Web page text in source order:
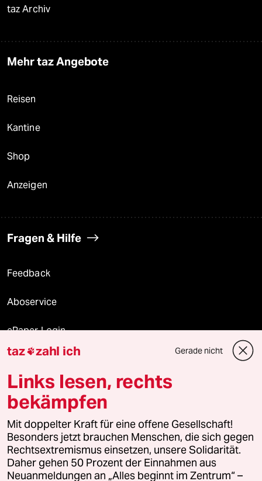
taz Archiv
Mehr taz Angebote
Reisen
Kantine
Shop
Anzeigen
Fragen & Hilfe
Feedback
Aboservice
ePaper Login
Downloads für Abonnierende
© 2026 taz Verlags und Vertriebs GmbH
Alle Rechte vorbehalten. Bei rechtlichen Fragen oder für Genehmigungen
wenden Sie sich bitte an
lizenzen@taz.de
Feedback Redaktionsstatut Kommune-Richtlinien
taz zahl ich Gerade nicht
Links lesen, rechts
bekämpfen
Mit doppelter Kraft für eine offene Gesellschaft!
Besonders jetzt brauchen Menschen, die sich gegen
Rechtsextremismus einsetzen, unsere Solidarität.
Daher gehen 50 Prozent der Einnahmen aus
Neuanmeldungen an „Alles beginnt im Zentrum“ –